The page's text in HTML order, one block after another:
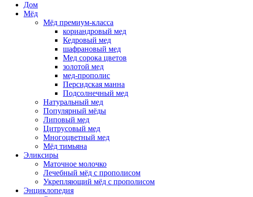
Дом
Мёд
Мёд премиум-класса
кориандровый мед
Кедровый мед
шафрановый мед
Мед сорока цветов
золотой мед
мед-прополис
Персидская манна
Подсолнечный мед
Натуральный мед
Популярный мёды
Липовый мед
Цитрусовый мед
Многоцветный мед
Мёд тимьяна
Эликсиры
Маточное молочко
Лечебный мёд с прополисом
Укрепляющий мёд с прополисом
Энциклопедия